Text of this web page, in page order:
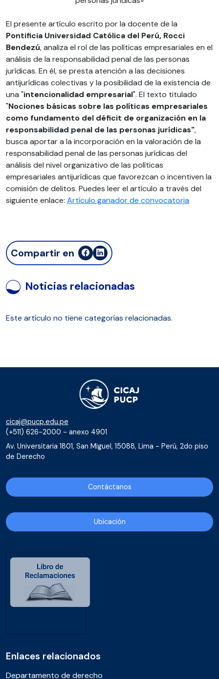
El presente artículo escrito por la docente de la
Pontificia Universidad Católica del Perú, Rocci
Bendezú, analiza el rol de las políticas empresariales en el
análisis de la responsabilidad penal de las personas
jurídicas. En él, se presta atención a las decisiones
antijurídicas colectivas y la posibilidad de la existencia de
una "intencionalidad empresarial". El texto titulado
"Nociones básicas sobre las políticas empresariales
como fundamento del déficit de organización en la
responsabilidad penal de las personas jurídicas",
busca aportar a la incorporación en la valoración de la
responsabilidad penal de las personas jurídicas del
análisis del nivel organizativo de las políticas
empresariales antijurídicas que favorezcan o incentiven la
comisión de delitos. Puedes leer el artículo a través del
siguiente enlace: Artículo ganador de convocatoria
Compartir en
Noticias relacionadas
Este artículo no tiene categorías relacionadas.
cicaj@pucp.edu.pe
(+511) 626-2000 - anexo 4901
Av. Universitaria 1801, San Miguel, 15088, Lima - Perú, 2do piso
de Derecho
Contáctanos
Ubicación
Enlaces relacionados
Departamento de derecho